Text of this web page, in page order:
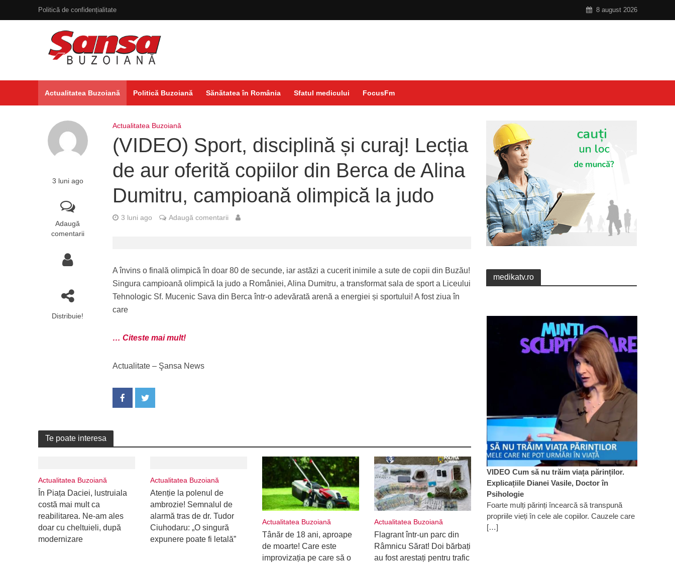
Politică de confidențialitate 8 august 2026
Actualitatea Buzoiană Politică Buzoiană Sănătatea în România Sfatul medicului FocusFm
3 luni ago
Adaugă
comentarii
Distribuie!
Actualitatea Buzoiană
(VIDEO) Sport, disciplină și curaj! Lecția
de aur oferită copiilor din Berca de Alina
Dumitru, campioană olimpică la judo
3 luni ago Adaugă comentarii
A învins o finală olimpică în doar 80 de secunde, iar astăzi a cucerit inimile a sute de copii din Buzău!
Singura campioană olimpică la judo a României, Alina Dumitru, a transformat sala de sport a Liceului
Tehnologic Sf. Mucenic Sava din Berca într-o adevărată arenă a energiei și sportului! A fost ziua în
care
… Citeste mai mult!
Actualitate – Şansa News
Te poate interesa
Actualitatea Buzoiană
În Piața Daciei, lustruiala
costă mai mult ca
reabilitarea. Ne-am ales
doar cu cheltuieli, după
modernizare
Actualitatea Buzoiană
Atenție la polenul de
ambrozie! Semnalul de
alarmă tras de dr. Tudor
Ciuhodaru: „O singură
expunere poate fi letală”
Actualitatea Buzoiană
Tânăr de 18 ani, aproape
de moarte! Care este
improvizația pe care să o
Actualitatea Buzoiană
Flagrant într-un parc din
Râmnicu Sărat! Doi bărbați
au fost arestați pentru trafic
medikatv.ro
VIDEO Cum să nu trăim viața părinților.
Explicațiile Dianei Vasile, Doctor în
Psihologie
Foarte mulți părinți încearcă să transpună
propriile vieți în cele ale copiilor. Cauzele care
[…]